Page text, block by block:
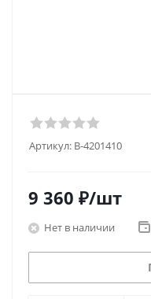
Артикул: B-4201410
9 360 ₽/шт
Нет в наличии